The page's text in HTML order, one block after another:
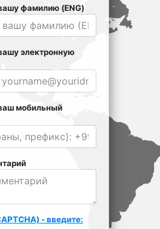
фамилию (ENG)
электронную
мобильный
- введите: